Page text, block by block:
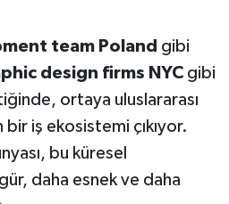
team Poland gibi
design firms NYCgibi
ortaya uluslararası
iş ekosistemi çıkıyor.
bu küresel
daha esnek ve daha